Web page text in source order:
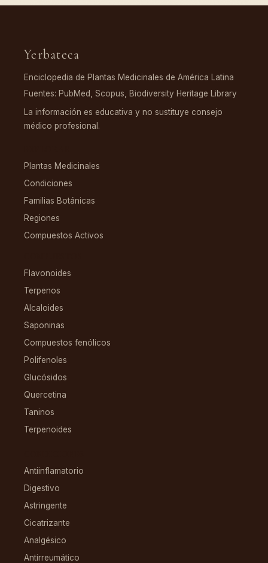
Yerbateca
Enciclopedia de Plantas Medicinales de América Latina
Fuentes: PubMed, Scopus, Biodiversity Heritage Library
La información es educativa y no sustituye consejo
médico profesional.
Plantas Medicinales
Condiciones
Familias Botánicas
Regiones
Compuestos Activos
Flavonoides
Terpenos
Alcaloides
Saponinas
Compuestos fenólicos
Polifenoles
Glucósidos
Quercetina
Taninos
Terpenoides
Antiinflamatorio
Digestivo
Astringente
Cicatrizante
Analgésico
Antirreumático